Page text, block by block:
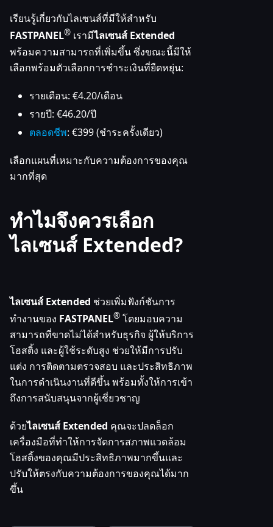
เรียนรู้เกี่ยวกับไลเซนส์ที่มีให้สำหรับ
FASTPANEL® เรามีไลเซนส์ Extended
พร้อมความสามารถที่เพิ่มขึ้น ซึ่งขณะนี้มีให้
เลือกพร้อมตัวเลือกการชำระเงินที่ยืดหยุ่น:
รายเดือน: €4.20/เดือน
รายปี: €46.20/ปี
ตลอดชีพ: €399 (ชำระครั้งเดียว)
เลือกแผนที่เหมาะกับความต้องการของคุณ
มากที่สุด
ทำไมจึงควรเลือก
ไลเซนส์ Extended?
ไลเซนส์ Extended ช่วยเพิ่มฟังก์ชันการ
ทำงานของ FASTPANEL® โดยมอบความ
สามารถที่ขาดไม่ได้สำหรับธุรกิจ ผู้ให้บริการ
โฮสติ้ง และผู้ใช้ระดับสูง ช่วยให้มีการปรับ
แต่ง การติดตามตรวจสอบ และประสิทธิภาพ
ในการดำเนินงานที่ดีขึ้น พร้อมทั้งให้การเข้า
ถึงการสนับสนุนจากผู้เชี่ยวชาญ
ด้วยไลเซนส์ Extended คุณจะปลดล็อก
เครื่องมือที่ทำให้การจัดการสภาพแวดล้อม
โฮสติ้งของคุณมีประสิทธิภาพมากขึ้นและ
ปรับให้ตรงกับความต้องการของคุณได้มาก
ขึ้น